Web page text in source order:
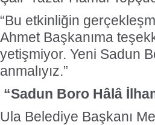
“Bu etkinliğin
Ahmet Başkanıma
yetişmiyor. Yeni Sadun
anmalıyız.”
“Sadun Boro Hâlâ
Ula Belediye Başkanı